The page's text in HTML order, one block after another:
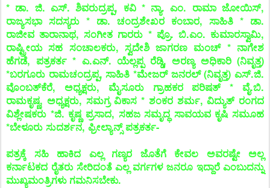
* ಡಾ. ಜಿ. ಎಸ್. ಶಿವರುದ್ರಪ್ಪ, ಕವಿ * ನ್ಯಾ. ಎಂ. ರಾಮಾ ಜೋಯಿಸ್,
ರಾಜ್ಯಸಭಾ ಸದಸ್ಯರು * ಡಾ. ಚಂದ್ರಶೇಖರ ಕಂಬಾರ, ಸಾಹಿತಿ * ಡಾ.
ರಾಜೀವ ತಾರಾನಾಥ, ಸಂಗೀತ ಗಾರರು * ಪ್ರೊ. ಬಿ.ಎಂ. ಕುಮಾರಸ್ವಾಮಿ,
ರಾಷ್ಟ್ರೀಯ ಸಹ ಸಂಚಾಲಕರು, ಸ್ವದೇಶಿ ಜಾಗರಣ ಮಂಚ್ * ನಾಗೇಶ
ಹೆಗಡೆ, ಪತ್ರಕರ್ತ * ಎ.ಎನ್. ಯೆಲ್ಲಪ್ಪ ರೆಡ್ಡಿ, ಅರಣ್ಯ ಅಧಿಕಾರಿ (ನಿವೃತ್ತ)
*ಬರಗೂರು ರಾಮಚಂದ್ರಪ್ಪ, ಸಾಹಿತಿ *ಮೇಜರ್ ಜನರಲ್ (ನಿವೃತ್ತ) ಎಸ್.ಜಿ.
ವೊಂಬತ್‌ಕೆರೆ, ಅಧ್ಯಕ್ಷರು, ಮೈಸೂರು ಗ್ರಾಹಕರ ಪರಿಷತ್ * ವೈ.ಬಿ.
ರಾಮಕೃಷ್ಣ, ಅಧ್ಯಕ್ಷರು, ಸಮಗ್ರ ವಿಕಾಸ * ಶಂಕರ ಶರ್ಮ, ವಿದ್ಯುತ್ ರಂಗದ
ವಿಶ್ಲೇಷಕರು *ಜಿ. ಕೃಷ್ಣ ಪ್ರಸಾದ, ಸಹಜ ಸಮೃದ್ಧ ಸಾವಯವ ಕೃಷಿ ಸಮೂಹ
*ಬೇಳೂರು ಸುದರ್ಶನ, ಫ್ರೀಲ್ಯಾನ್ಸ್ ಪತ್ರಕರ್ತ-
ಪತ್ರಕ್ಕೆ ಸಹಿ ಹಾಕಿದ ಎಲ್ಲ ಗಣ್ಯರ ಜೊತೆಗೆ ಕೇವಲ ಅವರಷ್ಟೇ ಅಲ್ಲ
ಕರ್ನಾಟಕದ ರೈತರು ಸೇರಿದಂತೆ ಎಲ್ಲ ವರ್ಗಗಳ ಜನರೂ ಇದ್ದಾರೆ ಎಂಬುದನ್ನು
ಮುಖ್ಯಮಂತ್ರಿಗಳು ಗಮನಿಸಬೇಕು.